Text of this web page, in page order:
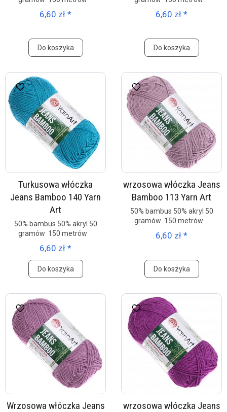
6,60 zł *
Do koszyka
6,60 zł *
Do koszyka
Turkusowa włóczka
Jeans Bamboo 140 Yarn
Art
50% bambus 50% akryl 50
gramów 150 metrów
6,60 zł *
Do koszyka
wrzosowa włóczka Jeans
Bamboo 113 Yarn Art
50% bambus 50% akryl 50
gramów 150 metrów
6,60 zł *
Do koszyka
Wrzosowa włóczka Jeans
wrzosowa włóczka Jeans